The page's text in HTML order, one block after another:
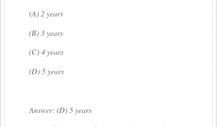
(A) 2 years
(B) 3 years
(C) 4 years
(D) 5 years
Answer: (D) 5 years